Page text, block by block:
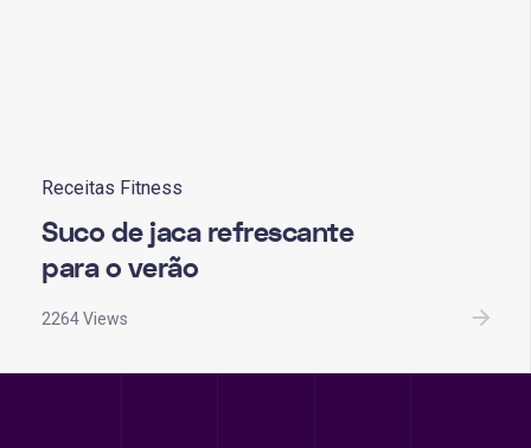
Receitas Fitness
Suco de jaca refrescante
para o verão
2264 Views